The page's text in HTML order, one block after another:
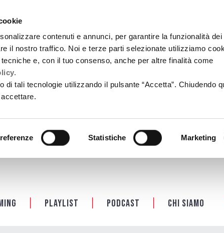
contenuti e annunci, per garantire la funzionalità dei
il nostro traffico. Noi e terze parti selezionate utilizziamo
e, con il tuo consenso, anche per altre finalità come
di tali tecnologie utilizzando il pulsante “Accetta”. Chiudendo
Statistiche Marketing
Playlist PODCAST Chi siamo